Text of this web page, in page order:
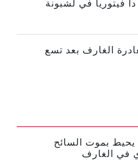
فيتوريا في لشبونة
الغارف بعد تسع
بموت السائح
في الغارف